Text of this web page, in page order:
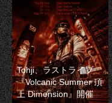
Tohji、ラストライブ
『Volcanic Summer 頂
上 Dimension』開催